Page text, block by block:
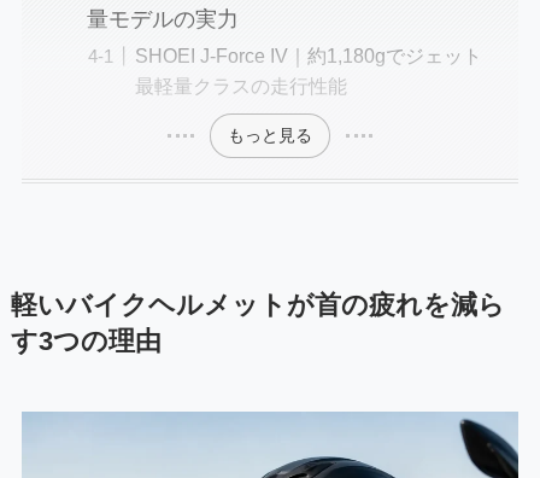
量モデルの実力
SHOEI J-Force IV｜約1,180gでジェット
最軽量クラスの走行性能
もっと見る
軽いバイクヘルメットが首の疲れを減ら
す3つの理由